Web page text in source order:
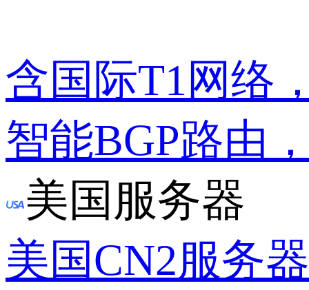
含国际T1网络
智能BGP路由
美国服务器
美国CN2服务器